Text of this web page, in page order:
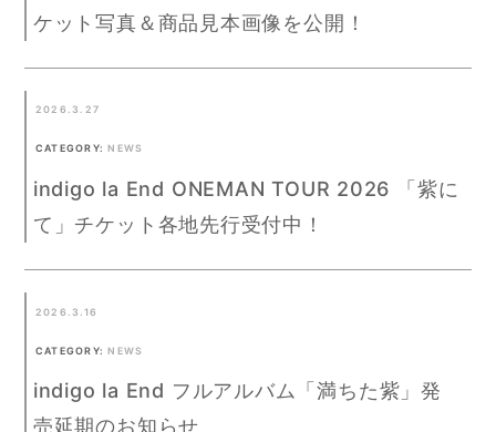
ケット写真＆商品見本画像を公開！
2026.3.27
CATEGORY: NEWS
indigo la End ONEMAN TOUR 2026 「紫に
て」チケット各地先行受付中！
2026.3.16
CATEGORY: NEWS
indigo la End フルアルバム「満ちた紫」発
売延期のお知らせ